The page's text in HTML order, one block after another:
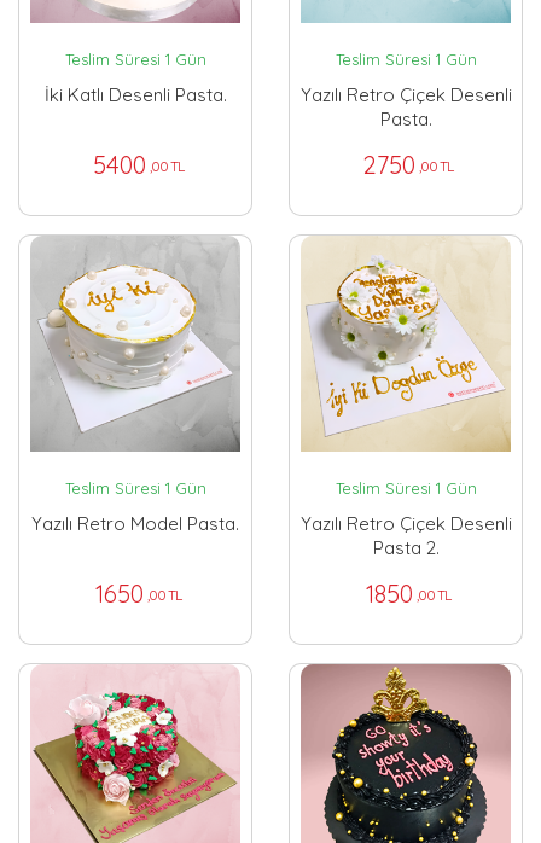
Teslim Süresi 1 Gün
İki Katlı Desenli Pasta.
5400 ,00 TL
Teslim Süresi 1 Gün
Yazılı Retro Çiçek Desenli
Pasta.
2750 ,00 TL
Teslim Süresi 1 Gün
Yazılı Retro Model Pasta.
1650 ,00 TL
Teslim Süresi 1 Gün
Yazılı Retro Çiçek Desenli
Pasta 2.
1850 ,00 TL